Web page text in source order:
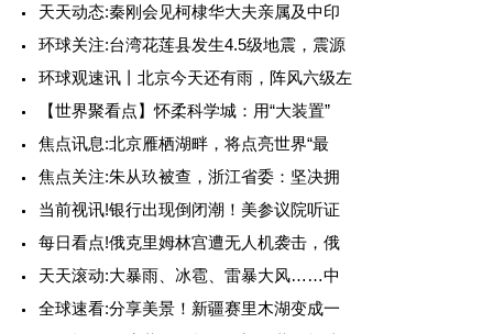
天天动态:秦刚会见柯棣华大夫亲属及中印
环球关注:台湾花莲县发生4.5级地震，震源
环球观速讯丨北京今天还有雨，阵风六级左
【世界聚看点】怀柔科学城：用“大装置”
焦点讯息:北京雁栖湖畔，将点亮世界“最
焦点关注:朱从玖被查，浙江省委：坚决拥
当前视讯!银行出现倒闭潮！美参议院听证
每日看点!俄克里姆林宫遭无人机袭击，俄
天天滚动:大暴雨、冰雹、雷暴大风……中
全球速看:分享美景！新疆赛里木湖变成一